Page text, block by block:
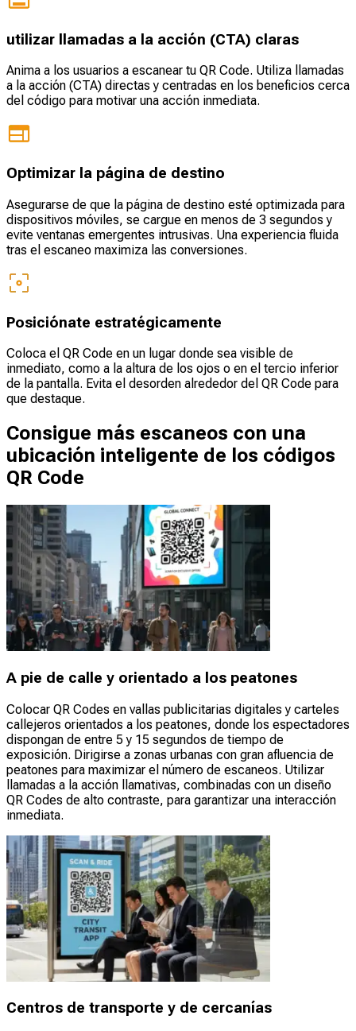
utilizar llamadas a la acción (CTA) claras
Anima a los usuarios a escanear tu QR Code. Utiliza llamadas
a la acción (CTA) directas y centradas en los beneficios cerca
del código para motivar una acción inmediata.
Optimizar la página de destino
Asegurarse de que la página de destino esté optimizada para
dispositivos móviles, se cargue en menos de 3 segundos y
evite ventanas emergentes intrusivas. Una experiencia fluida
tras el escaneo maximiza las conversiones.
Posiciónate estratégicamente
Coloca el QR Code en un lugar donde sea visible de
inmediato, como a la altura de los ojos o en el tercio inferior
de la pantalla. Evita el desorden alrededor del QR Code para
que destaque.
Consigue más escaneos con una
ubicación inteligente de los códigos
QR Code
A pie de calle y orientado a los peatones
Colocar QR Codes en vallas publicitarias digitales y carteles
callejeros orientados a los peatones, donde los espectadores
dispongan de entre 5 y 15 segundos de tiempo de
exposición. Dirigirse a zonas urbanas con gran afluencia de
peatones para maximizar el número de escaneos. Utilizar
llamadas a la acción llamativas, combinadas con un diseño
QR Codes de alto contraste, para garantizar una interacción
inmediata.
Centros de transporte y de cercanías